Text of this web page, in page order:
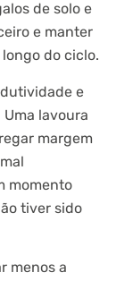
de solo e
e manter
do ciclo.
e
lavoura
margem
momento
tiver sido
menos a